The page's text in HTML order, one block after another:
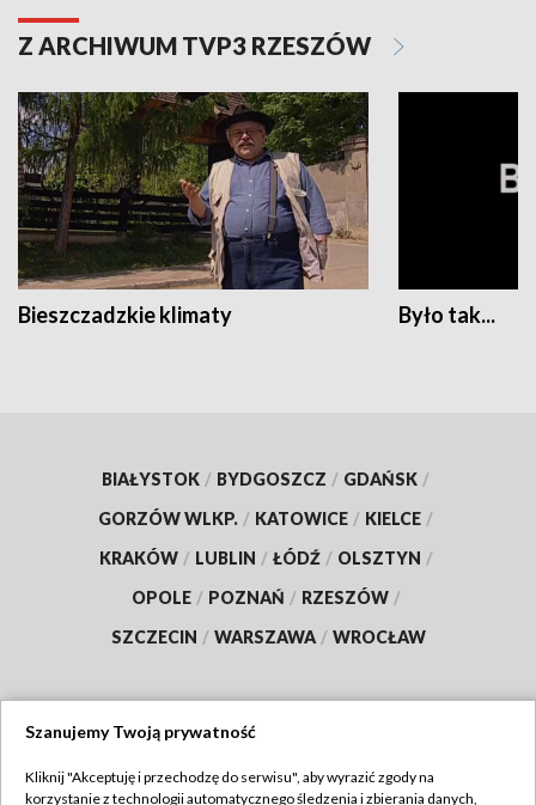
Z ARCHIWUM TVP3 RZESZÓW
Bieszczadzkie klimaty Było tak...
BIAŁYSTOK / BYDGOSZCZ / GDAŃSK /
GORZÓW WLKP. / KATOWICE / KIELCE /
KRAKÓW / LUBLIN / ŁÓDŹ / OLSZTYN /
OPOLE / POZNAŃ / RZESZÓW /
SZCZECIN / WARSZAWA / WROCŁAW
Szanujemy Twoją prywatność
Kliknij "Akceptuję i przechodzę do serwisu", aby wyrazić zgody na
korzystanie z technologii automatycznego śledzenia i zbierania danych,